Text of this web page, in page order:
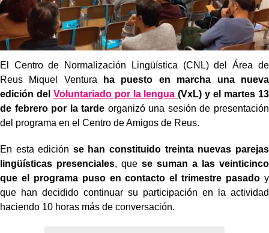
El Centro de Normalización Lingüística (CNL) del Área de
Reus Miquel Ventura
ha puesto en marcha una nueva
edición del Voluntariado por la lengua(VxL) y el martes 13
de febrero por la tarde organizó una sesión de presentación
del programa en el Centro de Amigos de Reus.
En esta edición se han constituido treinta nuevas parejas
lingüísticas presenciales, que se suman a las veinticinco
que el programa puso en contacto el trimestre pasado y
que han decidido continuar su participación en la actividad
haciendo 10 horas más de conversación.